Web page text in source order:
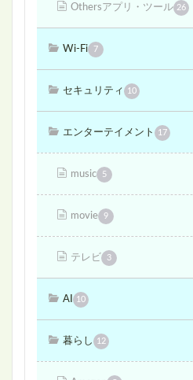
Othersアプリ・ツール 26
Wi-Fi 7
セキュリティ 10
エンターテイメント 17
music 5
movie 9
テレビ 3
AI 10
暮らし 12